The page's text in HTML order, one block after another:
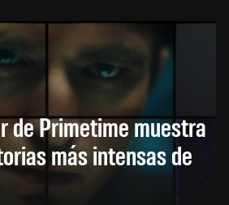
de Primetime muestra
más intensas de